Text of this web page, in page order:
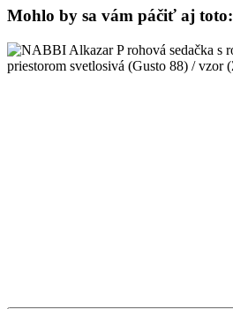
Mohlo by sa vám páčiť aj toto: